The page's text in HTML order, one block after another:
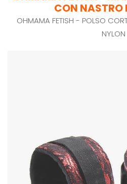
CON NASTRO
OHMAMA FETISH - POLSO
NYLON